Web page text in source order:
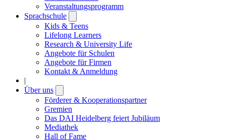
Veranstaltungsprogramm
Sprachschule
submenu
Kids & Teens
Lifelong Learners
Research & University Life
Angebote für Schulen
Angebote für Firmen
Kontakt & Anmeldung
|
Über uns
submenu
Förderer & Kooperationspartner
Gremien
Das DAI Heidelberg feiert Jubiläum
Mediathek
Hall of Fame